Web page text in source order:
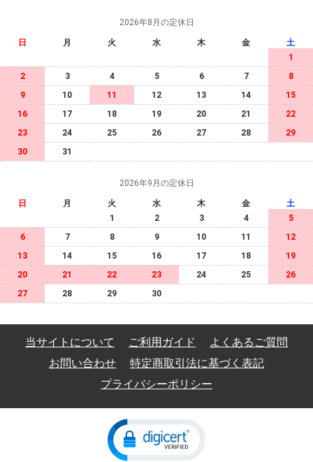
2026年8月の定休日
日 月 火 水 木 金
土
1
2
3 4 5 6 7
8
9
10 11 12 13 14
15
16
17 18 19 20 21
22
23
24 25 26 27 28
29
30
31
2026年9月の定休日
日 月 火 水 木 金
土
1
2 3 4
5
6
7 8 9 10 11
12
13
14 15 16 17 18
19
20
21 22 23 24 25
26
27
28 29 30
当サイトについて ご利用ガイド
よくあるご質問
お問い合わせ
特定商取引法に基づく表記
プライバシーポリシー